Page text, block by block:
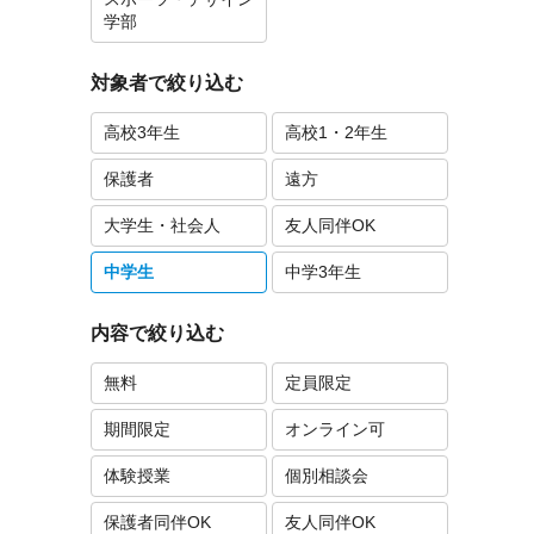
学部
対象者で絞り込む
高校3年生 高校1・2年生
保護者 遠方
大学生・社会人 友人同伴OK
中学生 中学3年生
内容で絞り込む
無料 定員限定
期間限定 オンライン可
体験授業 個別相談会
保護者同伴OK 友人同伴OK